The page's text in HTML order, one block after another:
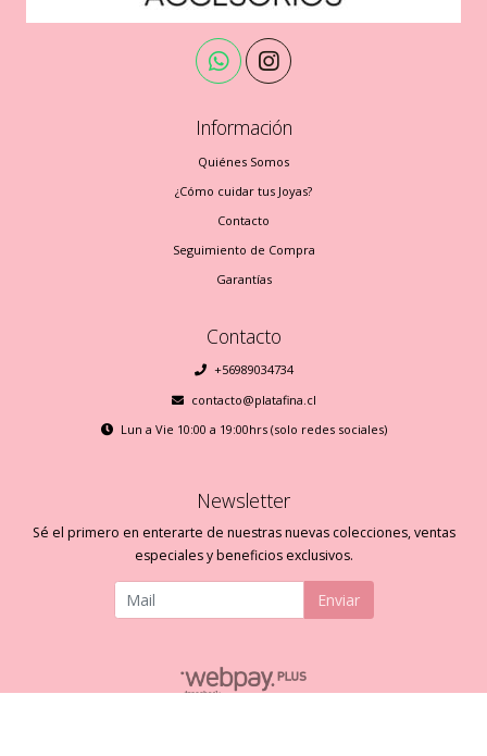
Información
Quiénes Somos
¿Cómo cuidar tus Joyas?
Contacto
Seguimiento de Compra
Garantías
Contacto
+56989034734
contacto@platafina.cl
Lun a Vie 10:00 a 19:00hrs (solo redes sociales)
Newsletter
Sé el primero en enterarte de nuestras nuevas colecciones, ventas
especiales y beneficios exclusivos.
Enviar